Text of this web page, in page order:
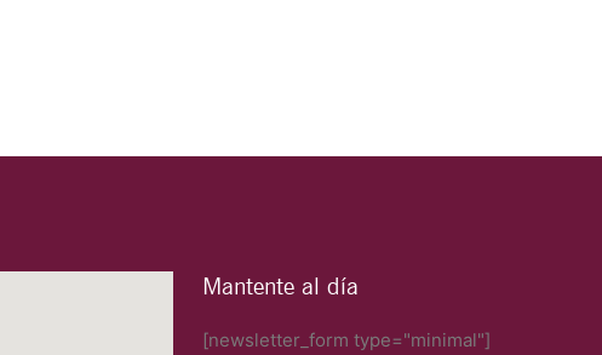
Mantente al día
[newsletter_form type="minimal"]